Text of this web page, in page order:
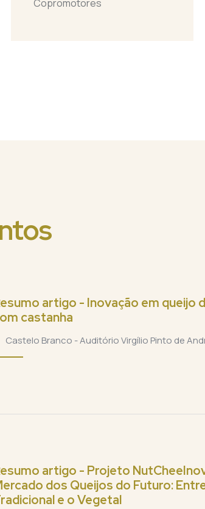
Copromotores
artigo - Inovação em queijo
castanha
Castelo Branco - Auditório Virgílio Pinto de
artigo - Projeto
dos Queijos do Futuro:
e o Vegetal